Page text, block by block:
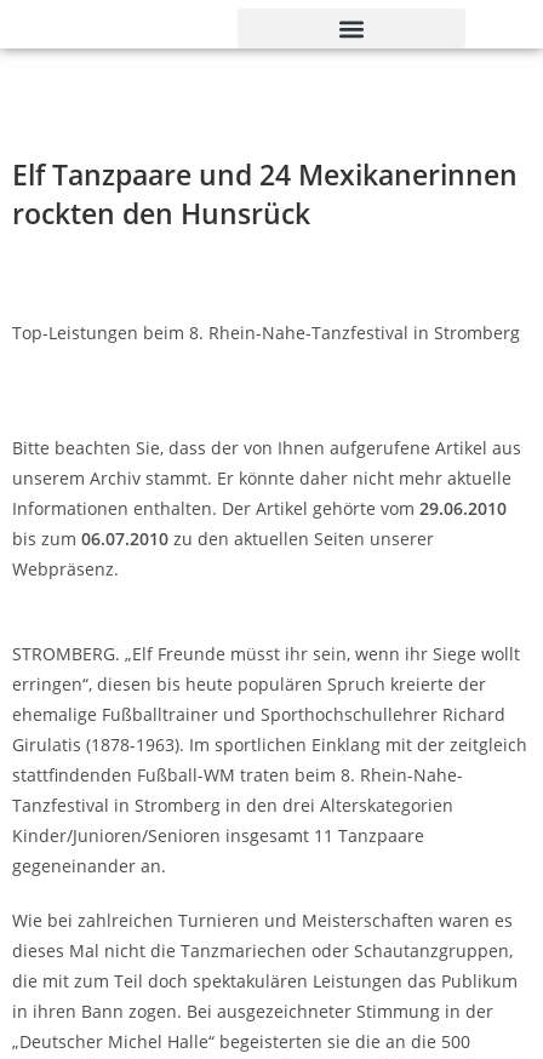
Elf Tanzpaare und 24 Mexikanerinnen
rockten den Hunsrück
Top-Leistungen beim 8. Rhein-Nahe-Tanzfestival in Stromberg
Bitte beachten Sie, dass der von Ihnen aufgerufene Artikel aus
unserem Archiv stammt. Er könnte daher nicht mehr aktuelle
Informationen enthalten. Der Artikel gehörte vom 29.06.2010
bis zum 06.07.2010 zu den aktuellen Seiten unserer
Webpräsenz.
STROMBERG. „Elf Freunde müsst ihr sein, wenn ihr Siege wollt
erringen“, diesen bis heute populären Spruch kreierte der
ehemalige Fußballtrainer und Sporthochschullehrer Richard
Girulatis (1878-1963). Im sportlichen Einklang mit der zeitgleich
stattfindenden Fußball-WM traten beim 8. Rhein-Nahe-
Tanzfestival in Stromberg in den drei Alterskategorien
Kinder/Junioren/Senioren insgesamt 11 Tanzpaare
gegeneinander an.
Wie bei zahlreichen Turnieren und Meisterschaften waren es
dieses Mal nicht die Tanzmariechen oder Schautanzgruppen,
die mit zum Teil doch spektakulären Leistungen das Publikum
in ihren Bann zogen. Bei ausgezeichneter Stimmung in der
„Deutscher Michel Halle“ begeisterten sie die an die 500